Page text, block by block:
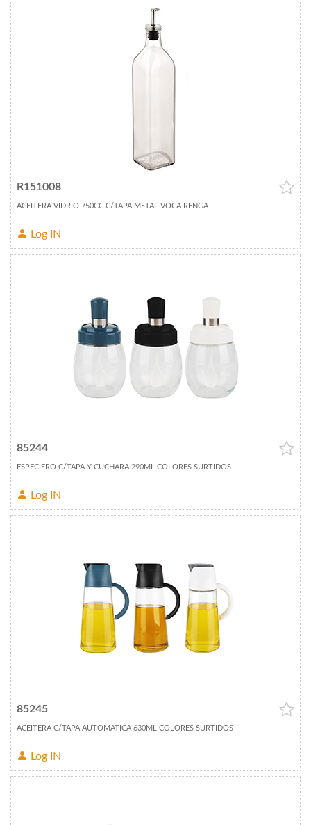
R151008
ACEITERA VIDRIO 750CC C/TAPA METAL VOCA RENGA
Log IN
85244
ESPECIERO C/TAPA Y CUCHARA 290ML COLORES SURTIDOS
Log IN
85245
ACEITERA C/TAPA AUTOMATICA 630ML COLORES SURTIDOS
Log IN